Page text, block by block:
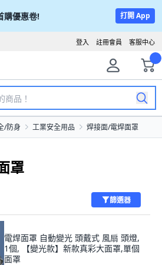
購優惠卷! 打開 App
客服中心
註冊會員
登入
/防身 工業安全用品 焊接面/電焊面罩
罩
篩選器
電焊面罩 自動變光 頭戴式 風扇 頭燈,
1個, 【變光款】新款真彩大面罩,單個
面罩